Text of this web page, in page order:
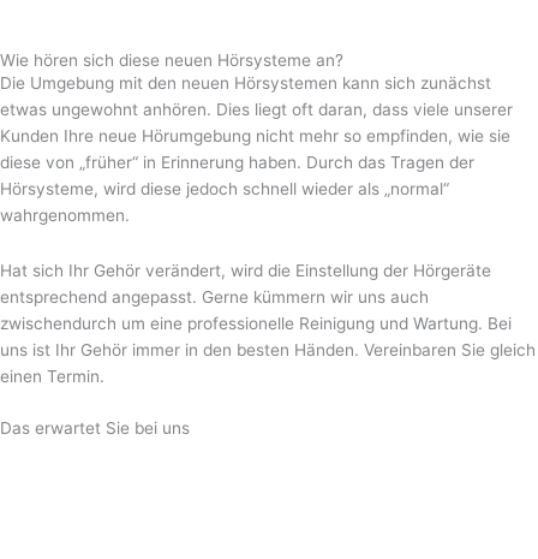
Wie hören sich diese neuen Hörsysteme an?
Die Umgebung mit den neuen Hörsystemen kann sich zunächst
etwas ungewohnt anhören. Dies liegt oft daran, dass viele unserer
Kunden Ihre neue Hörumgebung nicht mehr so empfinden, wie sie
diese von „früher“ in Erinnerung haben. Durch das Tragen der
Hörsysteme, wird diese jedoch schnell wieder als „normal“
wahrgenommen.
Hat sich Ihr Gehör verändert, wird die Einstellung der Hörgeräte
entsprechend angepasst. Gerne kümmern wir uns auch
zwischendurch um eine professionelle Reinigung und Wartung. Bei
uns ist Ihr Gehör immer in den besten Händen. Vereinbaren Sie gleich
einen Termin.
Das erwartet Sie bei uns